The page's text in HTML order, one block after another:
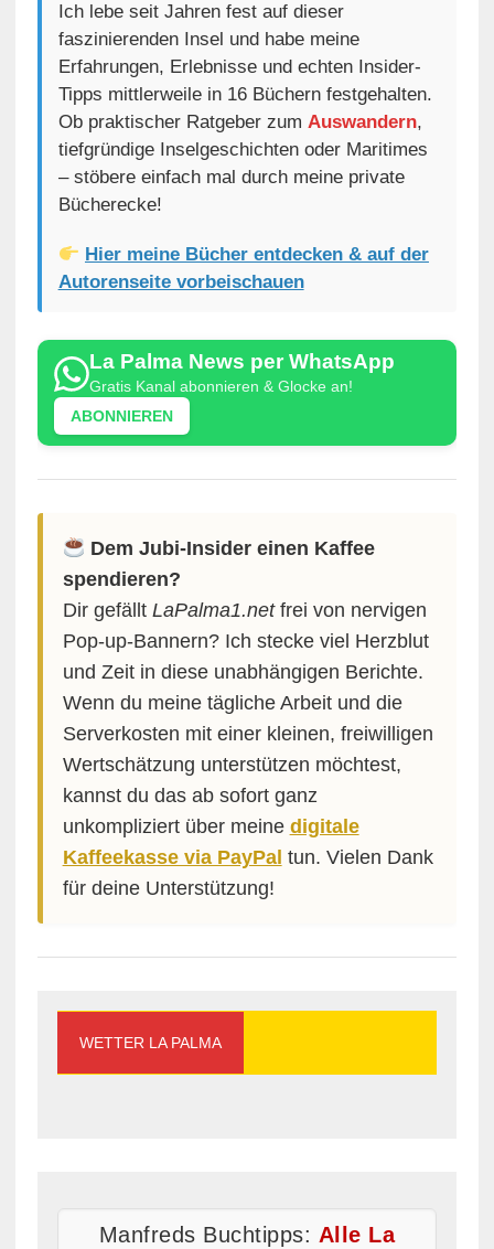
Ich lebe seit Jahren fest auf dieser
faszinierenden Insel und habe meine
Erfahrungen, Erlebnisse und echten Insider-
Tipps mittlerweile in 16 Büchern festgehalten.
Ob praktischer Ratgeber zum Auswandern,
tiefgründige Inselgeschichten oder Maritimes
– stöbere einfach mal durch meine private
Bücherecke!
Hier meine Bücher entdecken & auf der
Autorenseite vorbeischauen
La Palma News per WhatsApp
Gratis Kanal abonnieren & Glocke an!
ABONNIEREN
Dem Jubi-Insider einen Kaffee
spendieren?
Dir gefällt LaPalma1.netfrei von nervigen
Pop-up-Bannern? Ich stecke viel Herzblut
und Zeit in diese unabhängigen Berichte.
Wenn du meine tägliche Arbeit und die
Serverkosten mit einer kleinen, freiwilligen
Wertschätzung unterstützen möchtest,
kannst du das ab sofort ganz
unkompliziert über meine digitale
Kaffeekasse via PayPal tun. Vielen Dank
für deine Unterstützung!
WETTER LA PALMA
Manfreds Buchtipps: Alle La